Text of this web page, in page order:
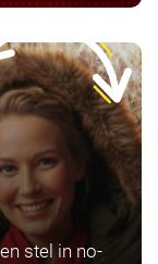
stel in no-